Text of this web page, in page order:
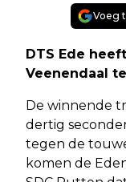
Voeg
DTS Ede
Veenendaal
De winnende
dertig
tegen de
komen de